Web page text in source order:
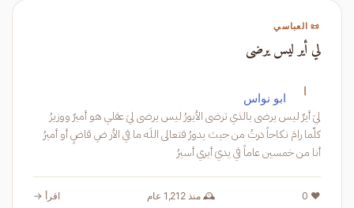
📜 العباسي
لي أير ليس يرضى
ا ابو نواس
ليَ أيرٌ ليس يرضى بالذي ترضى الأيورُ ليس يرضى ليَ عقلي هو أميرٌ ووزيرُ
كلّما رامَ نكاحاً درتُ من حيث يدورُ فتعالى اللَه ما في الأر ضِ قاضٍ أو أميرُ
أنا من خمسين عاماً في يديَ أيري أسيرُ
❤️ 0 🕰️ منذ 1,212 عام اقرأ →